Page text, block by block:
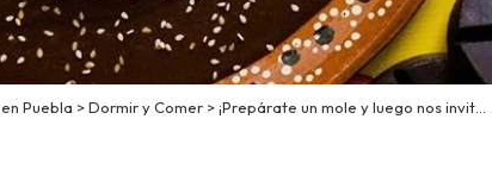
Puebla >Dormir y Comer >¡Prepárate un mole y luego nos invitas! Aprende a preparar mole